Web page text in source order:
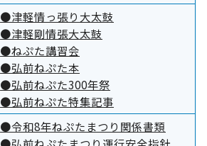
●津軽情っ張り大太鼓
●津軽剛情張大太鼓
●ねぷた講習会
●弘前ねぷた本
●弘前ねぷた300年祭
●弘前ねぷた特集記事
●令和8年ねぷたまつり関係書類